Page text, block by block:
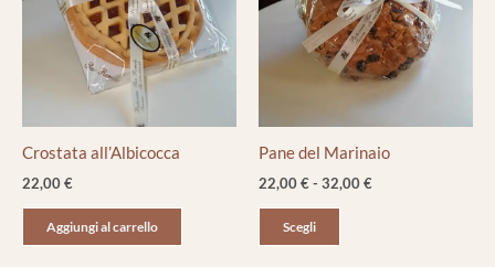
Crostata all’Albicocca
22,00€
Aggiungi al carrello
Pane del Marinaio
22,00€- 32,00€
Scegli
opzioni
possono
essere
scelte
pagina